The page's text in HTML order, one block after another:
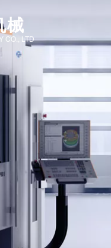
械
CO., LTD